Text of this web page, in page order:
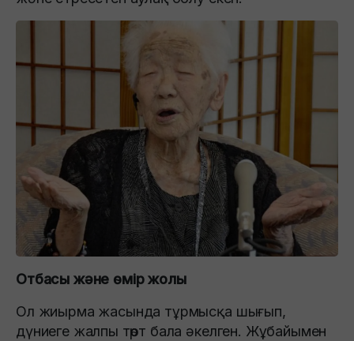
Отбасы және өмір жолы
Ол жиырма жасында тұрмысқа шығып,
дүниеге жалпы төрт бала әкелген. Жұбайымен